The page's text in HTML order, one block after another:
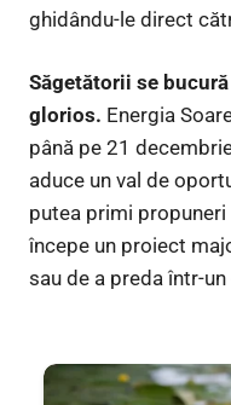
ghidându-le direct
Săgetătorii se
glorios. Energia
până pe 21
aduce un val de
putea primi
începe un proiect
sau de a preda într-